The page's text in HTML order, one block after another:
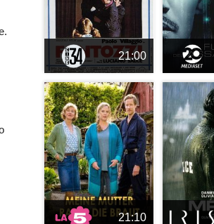
21:00
21:10